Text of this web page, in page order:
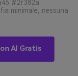
#2f382a
minimale, nessuna
AI Gratis